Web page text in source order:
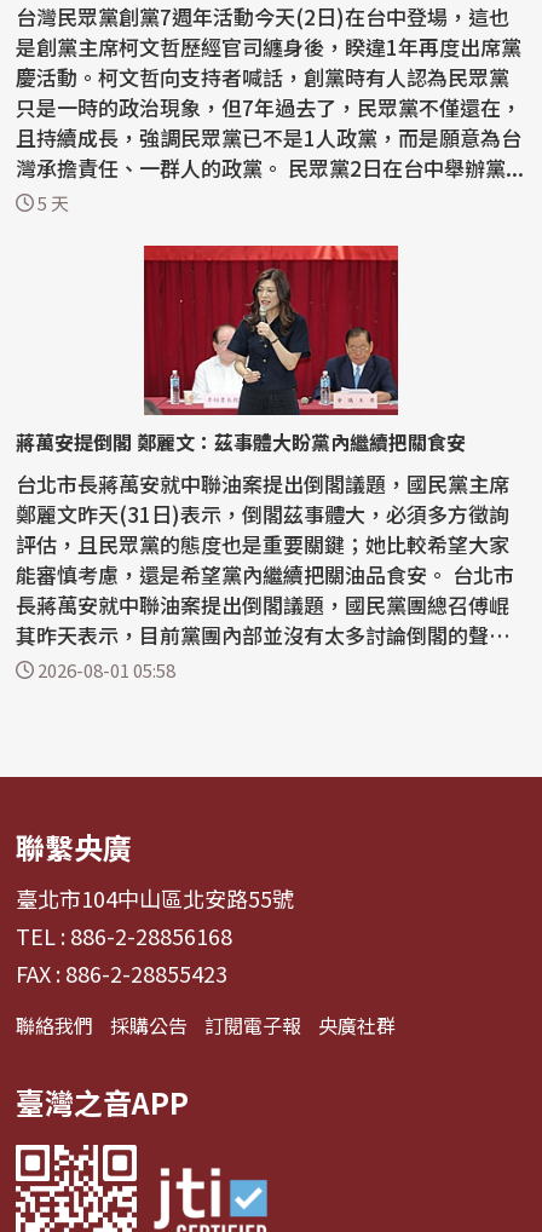
台灣民眾黨創黨7週年活動今天(2日)在台中登場，這也
是創黨主席柯文哲歷經官司纏身後，睽違1年再度出席黨
慶活動。柯文哲向支持者喊話，創黨時有人認為民眾黨
只是一時的政治現象，但7年過去了，民眾黨不僅還在，
且持續成長，強調民眾黨已不是1人政黨，而是願意為台
灣承擔責任、一群人的政黨。 民眾黨2日在台中舉辦黨...
5 天
蔣萬安提倒閣 鄭麗文：茲事體大盼黨內繼續把關食安
台北市長蔣萬安就中聯油案提出倒閣議題，國民黨主席
鄭麗文昨天(31日)表示，倒閣茲事體大，必須多方徵詢
評估，且民眾黨的態度也是重要關鍵；她比較希望大家
能審慎考慮，還是希望黨內繼續把關油品食安。 台北市
長蔣萬安就中聯油案提出倒閣議題，國民黨團總召傅崐
萁昨天表示，目前黨團內部並沒有太多討論倒閣的聲
音，國民...
2026-08-01 05:58
聯繫央廣
臺北市104中山區北安路55號
TEL : 886-2-28856168
FAX : 886-2-28855423
聯絡我們 採購公告 訂閱電子報 央廣社群
臺灣之音APP